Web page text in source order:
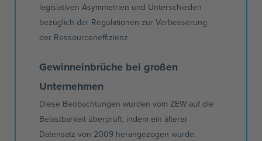
legislativen Asymmetrien und Unterschieden
bezüglich der Regulationen zur Verbesserung
der Ressourceneffizienz.
Gewinneinbrüche bei großen
Unternehmen
Diese Beobachtungen wurden vomZEW auf die
Belastbarkeit überprüft, indem ein älterer
Datensatz von 2009 herangezogen wurde.